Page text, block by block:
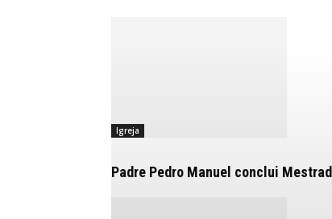
Igreja
Padre Pedro Manuel conclui